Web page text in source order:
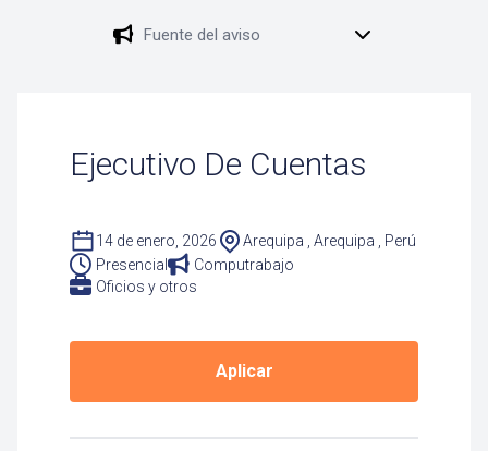
Ejecutivo De Cuentas
14 de enero, 2026
Arequipa , Arequipa , Perú
Presencial
Computrabajo
Oficios y otros
Aplicar